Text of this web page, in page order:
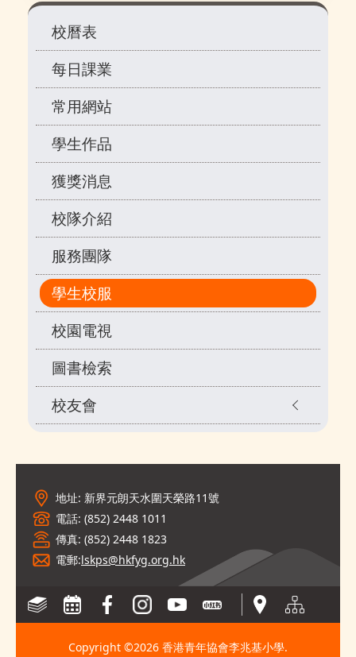
Main
navigation
校曆表
每日課業
常用網站
學生作品
獲獎消息
校隊介紹
服務團隊
學生校服
校園電視
圖書檢索
校友會
地址: 新界元朗天水圍天榮路11號
電話: (852) 2448 1011
傳真: (852) 2448 1823
電郵:lskps@hkfyg.org.hk
Copyright ©2026 香港青年協會李兆基小學.